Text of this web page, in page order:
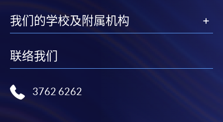
我们的学校及附属机构
联络我们
3762 6262